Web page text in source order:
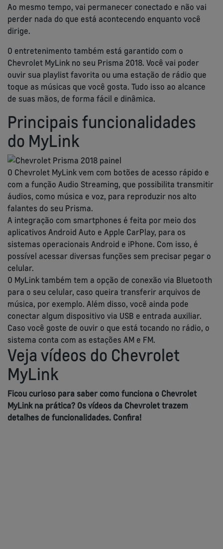
Ao mesmo tempo, vai permanecer conectado e não vai
perder nada do que está acontecendo enquanto você
dirige.
O entretenimento também está garantido com o
Chevrolet MyLink no seu Prisma 2018. Você vai poder
ouvir sua playlist favorita ou uma estação de rádio que
toque as músicas que você gosta. Tudo isso ao alcance
de suas mãos, de forma fácil e dinâmica.
Principais funcionalidades
do MyLink
O Chevrolet MyLink vem com botões de acesso rápido e
com a função Audio Streaming, que possibilita transmitir
áudios, como música e voz, para reproduzir nos alto
falantes do seu Prisma.
A integração com smartphones é feita por meio dos
aplicativos Android Auto e Apple CarPlay, para os
sistemas operacionais Android e iPhone. Com isso, é
possível acessar diversas funções sem precisar pegar o
celular.
O MyLink também tem a opção de conexão via Bluetooth
para o seu celular, caso queira transferir arquivos de
música, por exemplo. Além disso, você ainda pode
conectar algum dispositivo via USB e entrada auxiliar.
Caso você goste de ouvir o que está tocando no rádio, o
sistema conta com as estações AM e FM.
Veja vídeos do Chevrolet
MyLink
Ficou curioso para saber como funciona o Chevrolet
MyLink na prática? Os vídeos da Chevrolet trazem
detalhes de funcionalidades. Confira!